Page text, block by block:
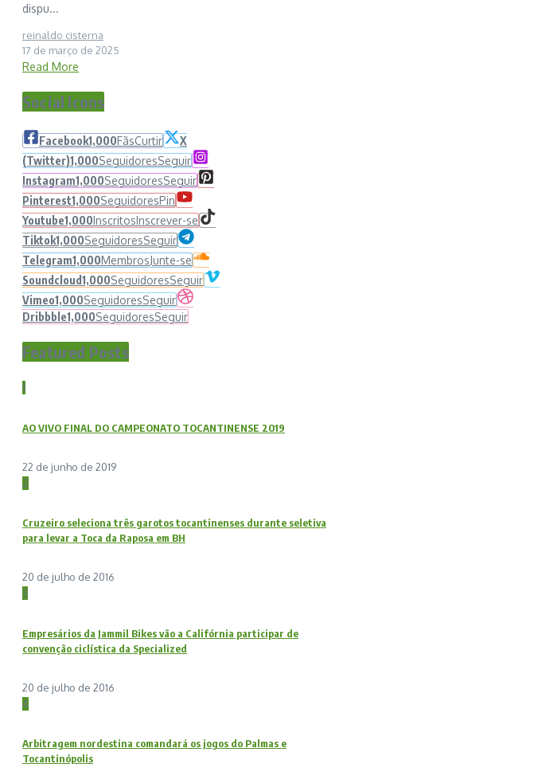
dispu...
reinaldo cisterna
17 de março de 2025
Read More
Social Icons
Facebook1,000FãsCurtir
X
(Twitter)1,000SeguidoresSeguir
Instagram1,000SeguidoresSeguir
Pinterest1,000SeguidoresPin
Youtube1,000InscritosInscrever-se
Tiktok1,000SeguidoresSeguir
Telegram1,000MembrosJunte-se
Soundcloud1,000SeguidoresSeguir
Vimeo1,000SeguidoresSeguir
Dribbble1,000SeguidoresSeguir
Featured Posts
1
AO VIVO FINAL DO CAMPEONATO TOCANTINENSE 2019
22 de junho de 2019
2
Cruzeiro seleciona três garotos tocantinenses durante seletiva
para levar a Toca da Raposa em BH
20 de julho de 2016
3
Empresários da Jammil Bikes vão a Califórnia participar de
convenção ciclística da Specialized
20 de julho de 2016
4
Arbitragem nordestina comandará os jogos do Palmas e
Tocantinópolis